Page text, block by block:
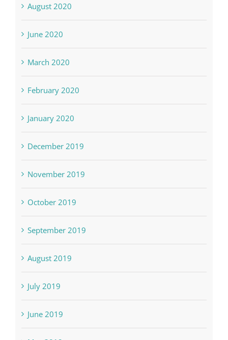
August 2020
June 2020
March 2020
February 2020
January 2020
December 2019
November 2019
October 2019
September 2019
August 2019
July 2019
June 2019